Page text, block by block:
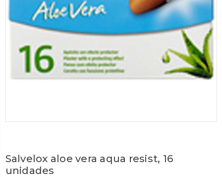
Salvelox aloe vera aqua resist, 16
unidades